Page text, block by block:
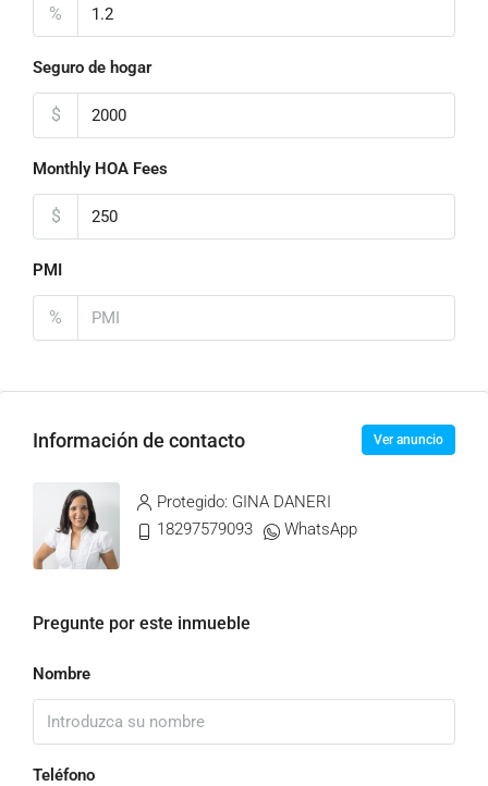
%
Seguro de hogar
$
Monthly HOA Fees
$
PMI
%
Información de contacto Ver anuncio
Protegido: GINA DANERI
18297579093
WhatsApp
Pregunte por este inmueble
Nombre
Teléfono